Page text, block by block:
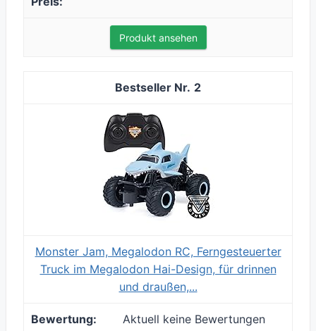
Produkt ansehen
2
Monster Jam, Megalodon RC, Ferngesteuerter
Truck im Megalodon Hai-Design, für drinnen
und draußen,...
Aktuell keine Bewertungen